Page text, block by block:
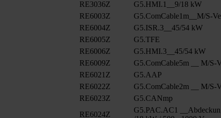
RE3036Z
G5.HMI.1__9/18 kW
RE6003Z
G5.ComCable1m__M/S-
RE6004Z
G5.ISR.3__45/54 kW
RE6005Z
G5.TFE
RE6006Z
G5.HMI.3__45/54 kW
RE6009Z
G5.ComCable5m __ M/S-
RE6021Z
G5.AAP
RE6022Z
G5.ComCable2m __ M/S-
RE6023Z
G5.CANmp
RE6024Z
G5.PAC.AC1